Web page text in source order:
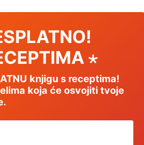
⋆
knjigu s receptima!
koja će osvojiti tvoje